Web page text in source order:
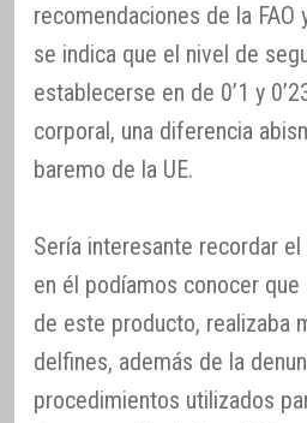
recomendaciones de la FAO
se indica que el nivel de
establecerse en de 0’1 y
corporal, una diferencia
baremo de la UE.
Sería interesante recordar
en él podíamos conocer que
de este producto, realizaba
delfines, además de la
procedimientos utilizados